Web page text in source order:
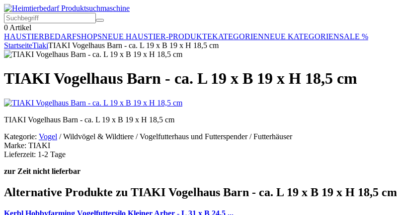
0 Artikel
HAUSTIERBEDARFSHOPSNEUE HAUSTIER-PRODUKTEKATEGORIENNEUE KATEGORIENSALE %
StartseiteTiakiTIAKI Vogelhaus Barn - ca. L 19 x B 19 x H 18,5 cm
TIAKI Vogelhaus Barn - ca. L 19 x B 19 x H 18,5 cm
TIAKI Vogelhaus Barn - ca. L 19 x B 19 x H 18,5 cm
Kategorie: Vogel / Wildvögel & Wildtiere / Vogelfutterhaus und Futterspender / Futterhäuser
Marke: TIAKI
Lieferzeit: 1-2 Tage
zur Zeit nicht lieferbar
Alternative Produkte zu TIAKI Vogelhaus Barn - ca. L 19 x B 19 x H 18,5 cm
Kerbl Hobbyfarming Vogelfuttersilo Kleiner Arber - L 31 x B 24,5 ...